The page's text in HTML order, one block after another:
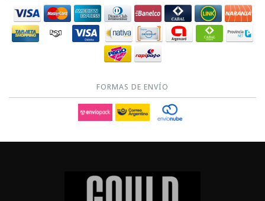
FORMAS DE ENVÍO